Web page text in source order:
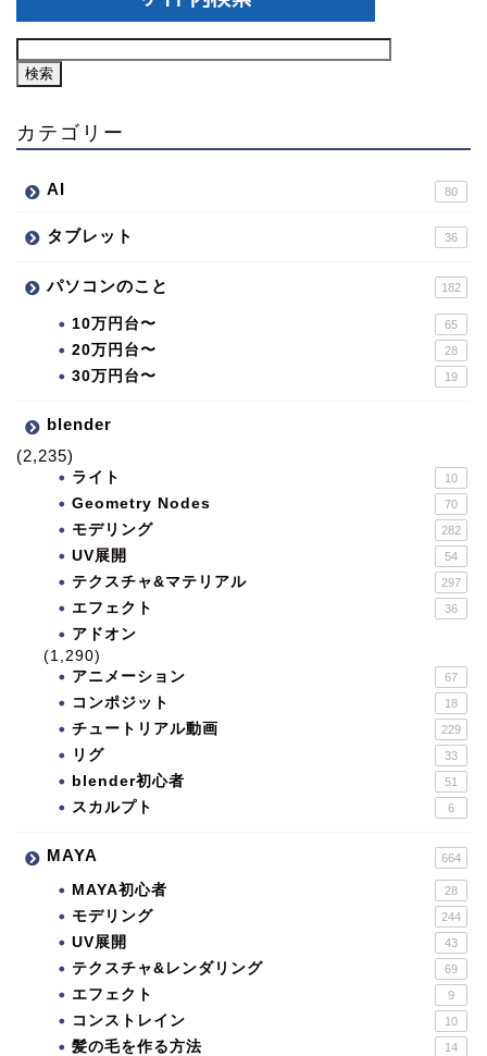
カテゴリー
AI 80
タブレット 36
パソコンのこと 182
10万円台〜 65
20万円台〜 28
30万円台〜 19
blender
(2,235)
ライト 10
Geometry Nodes 70
モデリング 282
UV展開 54
テクスチャ&マテリアル 297
エフェクト 36
アドオン
(1,290)
アニメーション
67
コンポジット 18
チュートリアル動画 229
リグ 33
blender初心者 51
スカルプト 6
MAYA 664
MAYA初心者 28
モデリング 244
UV展開 43
テクスチャ&レンダリング 69
エフェクト 9
コンストレイン 10
髪の毛を作る方法 14